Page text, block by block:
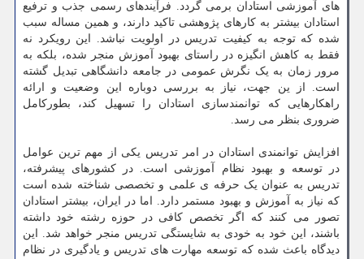
های آموزشی استادان برمی گردد. فرآیندهای رسمی جذب و ترفیع
استادان بیشتر به کارهای پژوهشی تاکید دارند، و همین مساله سبب
شده که توجه به کیفیت تدریس در اولویت نباشد. این رویکرد نه
فقط به کاهش انگیزه در راستای بهبود آموزش منجر شده، بلکه به
مرور زمان به یک نگرش عمومی در جامعه دانشگاهی تبدیل گشته
است. از ین جهت، نیاز به بررسی دوباره این وضعیت و ارائه
راهکارهایی که توانمندسازی استادان را تسهیل کند، بطورکامل
ضروری بنظر می رسد.
افزایش توانمندی استادان در امر تدریس یکی از مهم ترین عوامل
در توسعه و بهبود نظام آموزشی است. در کشورهای پیشرفته،
تدریس به عنوان یک حرفه ی علمی و تخصصی شناخته شده است
که نیاز به آموزش و بهبود مستمر دارد. اما در ایران، بیشتر استادان
تصور می کنند که اگر تخصص کافی در حوزه رشته خود داشته
باشند، این خود به خودی به شایستگی تدریس منجر خواهد شد. این
دیدگاه باعث شده که توسعه مهارت های تدریس و یادگیری در نظام